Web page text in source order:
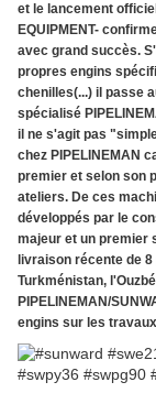
et le lancement
EQUIPMENT-
avec grand succès.
propres engins
chenilles(...) il passe
spécialisé
il ne s'agit pas
chez PIPELINEMAN
premier et selon son
ateliers. De ces
développés par le
majeur et un premier
livraison récente de
Turkménistan,
PIPELINEMAN/
engins sur les